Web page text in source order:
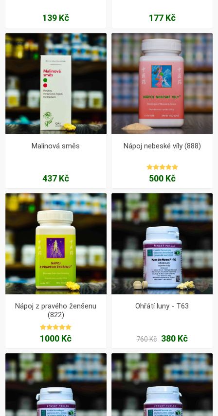
139 Kč 177 Kč
Malinová směs
437 Kč
Nápoj nebeské víly (888)
500 Kč
Nápoj z pravého ženšenu
(822)
1000 Kč
Ohřátí luny - T63
760 Kč 380 Kč